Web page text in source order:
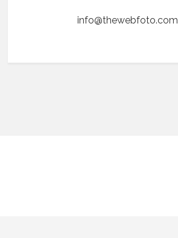
info@thewebfoto.com